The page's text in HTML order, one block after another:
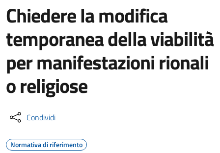
Chiedere la modifica
temporanea della viabilità
per manifestazioni rionali
o religiose
Condividi
Normativa di riferimento